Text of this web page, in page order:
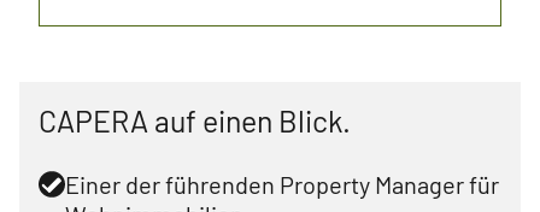
CAPERA auf einen Blick.
Einer der führenden Property Manager für